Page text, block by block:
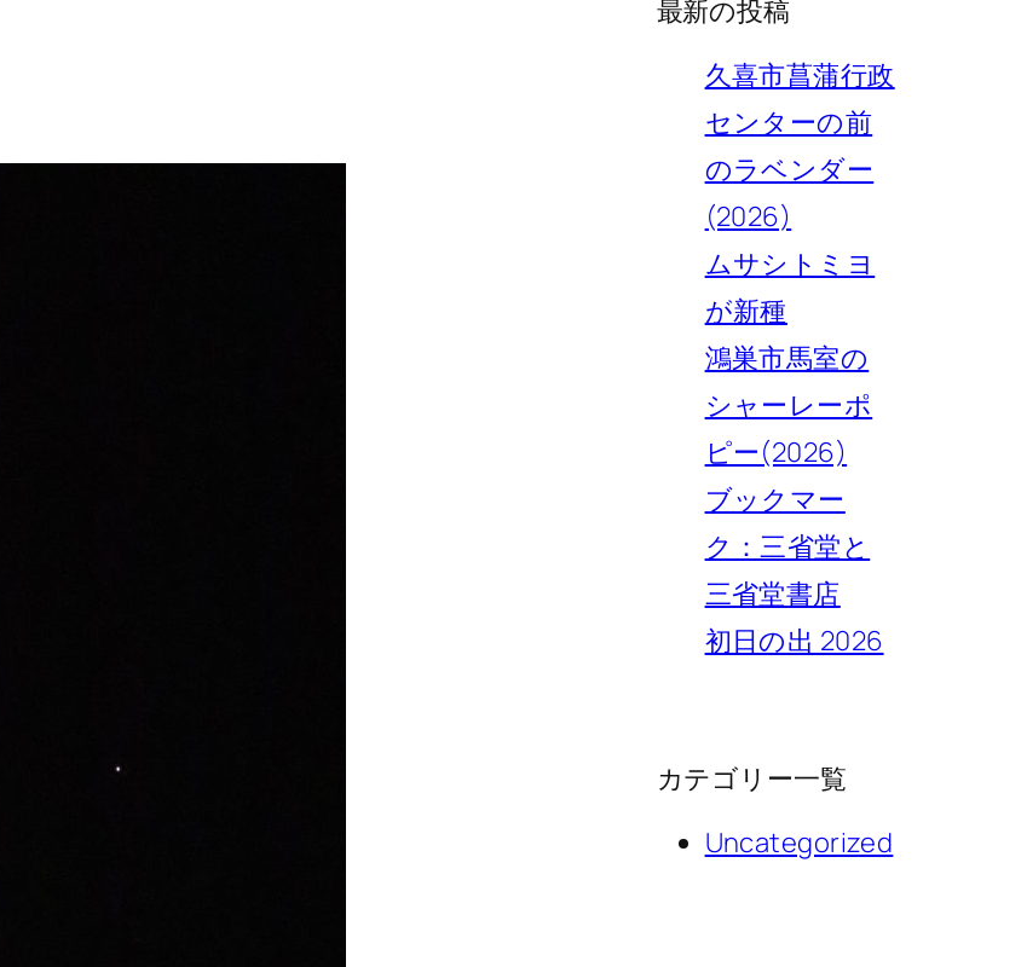
最新の投稿
久喜市菖蒲行政
センターの前
のラベンダー
(2026)
ムサシトミヨ
が新種
鴻巣市馬室の
シャーレーポ
ピー(2026)
ブックマー
ク：三省堂と
三省堂書店
初日の出 2026
カテゴリー一覧
Uncategorized